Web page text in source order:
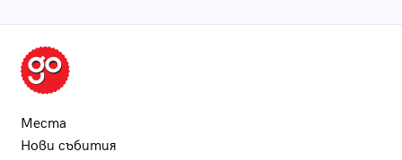
Места
Нови събития